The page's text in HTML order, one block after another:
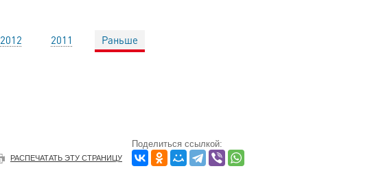
2012 2011 Раньше
РАСПЕЧАТАТЬ ЭТУ СТРАНИЦУ
Поделиться ссылкой: